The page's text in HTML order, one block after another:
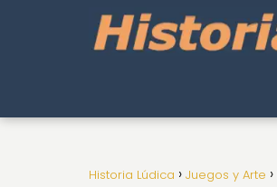
Historia Lúdica Juegos y Arte